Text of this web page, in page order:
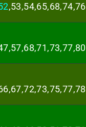
,53,54,65,68,74,76